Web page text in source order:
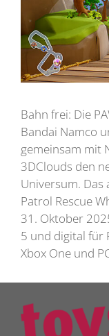
Bahn frei: Die
Bandai Namco
gemeinsam mit
3DClouds den
Universum. Das
Patrol Rescue
31. Oktober
5 und digital für
Xbox One und